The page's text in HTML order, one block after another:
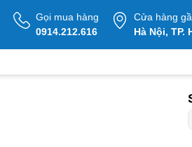
Gọi mua hàng
0914.212.616
Cửa hàng
Hà Nội, TP.